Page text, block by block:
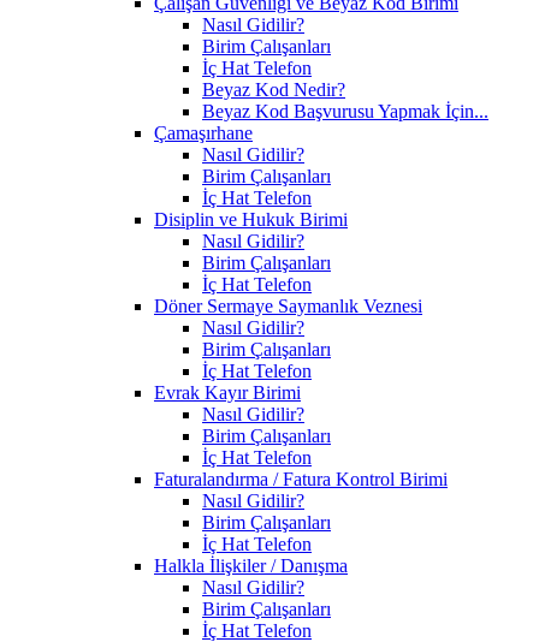
Nasıl Gidilir?
Birim Çalışanları
İç Hat Telefon
Beyaz Kod Nedir?
Beyaz Kod Başvurusu Yapmak İçin...
Çamaşırhane
Nasıl Gidilir?
Birim Çalışanları
İç Hat Telefon
Disiplin ve Hukuk Birimi
Nasıl Gidilir?
Birim Çalışanları
İç Hat Telefon
Döner Sermaye Saymanlık Veznesi
Nasıl Gidilir?
Birim Çalışanları
İç Hat Telefon
Evrak Kayır Birimi
Nasıl Gidilir?
Birim Çalışanları
İç Hat Telefon
Faturalandırma / Fatura Kontrol Birimi
Nasıl Gidilir?
Birim Çalışanları
İç Hat Telefon
Halkla İlişkiler / Danışma
Nasıl Gidilir?
Birim Çalışanları
İç Hat Telefon